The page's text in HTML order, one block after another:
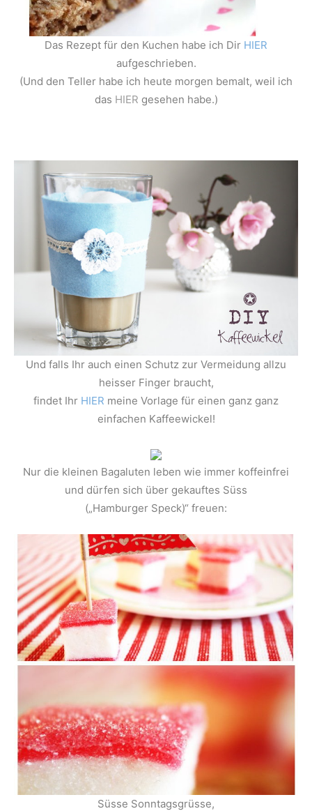
Das Rezept für den Kuchen habe ich Dir HIER
aufgeschrieben.
(Und den Teller habe ich heute morgen bemalt, weil ich
das HIER gesehen habe.)
Und falls Ihr auch einen Schutz zur Vermeidung allzu
heisser Finger braucht,
findet Ihr HIER meine Vorlage für einen ganz ganz
einfachen Kaffeewickel!
Nur die kleinen Bagaluten leben wie immer koffeinfrei
und dürfen sich über gekauftes Süss
(„Hamburger Speck)“ freuen:
Süsse Sonntagsgrüsse,